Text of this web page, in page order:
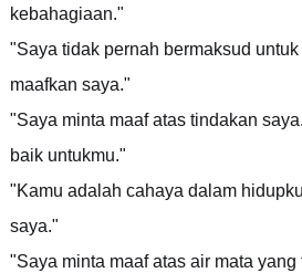
kebahagiaan."
"Saya tidak pernah bermaksud
maafkan saya."
"Saya minta maaf atas tindakan
baik untukmu."
"Kamu adalah cahaya dalam
saya."
"Saya minta maaf atas air mata